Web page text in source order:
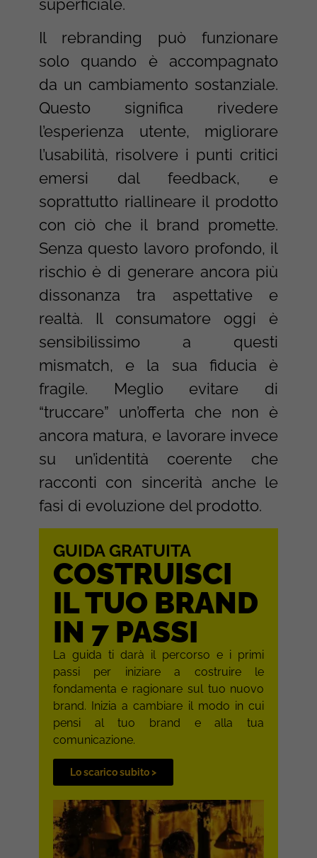
superficiale.
Il rebranding può funzionare
solo quando è accompagnato
da un cambiamento sostanziale.
Questo significa rivedere
l’esperienza utente, migliorare
l’usabilità, risolvere i punti critici
emersi dal feedback, e
soprattutto riallineare il prodotto
con ciò che il brand promette.
Senza questo lavoro profondo, il
rischio è di generare ancora più
dissonanza tra aspettative e
realtà. Il consumatore oggi è
sensibilissimo a questi
mismatch, e la sua fiducia è
fragile. Meglio evitare di
“truccare” un’offerta che non è
ancora matura, e lavorare invece
su un’identità coerente che
racconti con sincerità anche le
fasi di evoluzione del prodotto.
GUIDA GRATUITA
COSTRUISCI
IL TUO BRAND
IN 7 PASSI
La guida ti darà il percorso e i primi
passi per iniziare a costruire le
fondamenta e ragionare sul tuo nuovo
brand. Inizia a cambiare il modo in cui
pensi al tuo brand e alla tua
comunicazione.
Lo scarico subito >